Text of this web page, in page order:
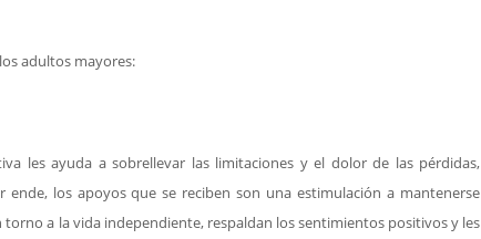
adultos mayores:
les ayuda a sobrellevar las limitaciones y el dolor de las pérdidas,
los apoyos que se reciben son una estimulación a mantenerse
a la vida independiente, respaldan los sentimientos positivos y les